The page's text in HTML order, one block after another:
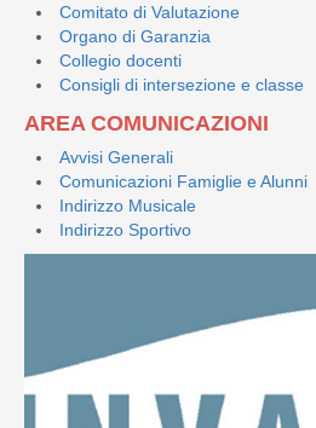
Comitato di Valutazione
Organo di Garanzia
Collegio docenti
Consigli di intersezione e classe
AREA COMUNICAZIONI
Avvisi Generali
Comunicazioni Famiglie e Alunni
Indirizzo Musicale
Indirizzo Sportivo